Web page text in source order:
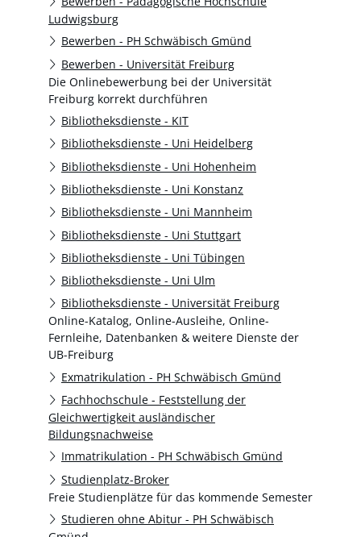
Ludwigsburg
Bewerben - PH Schwäbisch Gmünd
Bewerben - Universität Freiburg
Die Onlinebewerbung bei der Universität
Freiburg korrekt durchführen
Bibliotheksdienste - KIT
Bibliotheksdienste - Uni Heidelberg
Bibliotheksdienste - Uni Hohenheim
Bibliotheksdienste - Uni Konstanz
Bibliotheksdienste - Uni Mannheim
Bibliotheksdienste - Uni Stuttgart
Bibliotheksdienste - Uni Tübingen
Bibliotheksdienste - Uni Ulm
Bibliotheksdienste - Universität Freiburg
Online-Katalog, Online-Ausleihe, Online-
Fernleihe, Datenbanken & weitere Dienste der
UB-Freiburg
Exmatrikulation - PH Schwäbisch Gmünd
Fachhochschule - Feststellung der
Gleichwertigkeit ausländischer
Bildungsnachweise
Immatrikulation - PH Schwäbisch Gmünd
Studienplatz-Broker
Freie Studienplätze für das kommende Semester
Studieren ohne Abitur - PH Schwäbisch